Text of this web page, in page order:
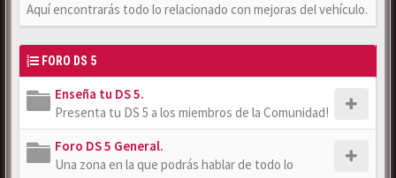
Aquí encontrarás todo lo relacionado con mejoras del vehículo.
FORO DS 5
Enseña tu DS 5.
Presenta tu DS 5 a los miembros de la Comunidad!
Foro DS 5 General.
Una zona en la que podrás hablar de todo lo